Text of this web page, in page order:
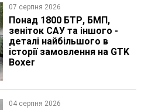
07 серпня 2026
Понад 1800 БТР, БМП,
зеніток САУ та іншого -
деталі найбільшого в
історії замовлення на GTK
Boxer
04 серпня 2026